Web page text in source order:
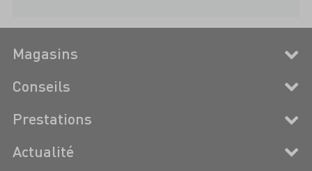
Magasins
Conseils
Prestations
Actualité